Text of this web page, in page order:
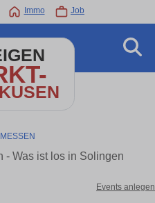
Immo Job
MESSEN
- Was ist los in Solingen
Events anlegen